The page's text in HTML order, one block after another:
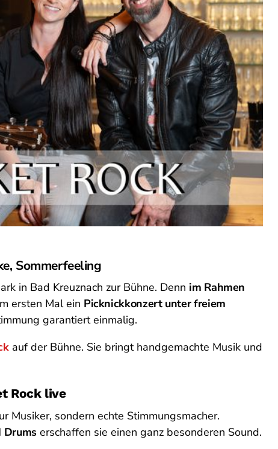
Sommerfeeling
in Bad Kreuznach zur Bühne. Denn im Rahmen
ersten Mal ein Picknickkonzert unter freiem
garantiert einmalig.
auf der Bühne. Sie bringt handgemachte Musik und
Rock live
Musiker, sondern echte Stimmungsmacher.
Drumserschaffen sie einen ganz besonderen Sound.